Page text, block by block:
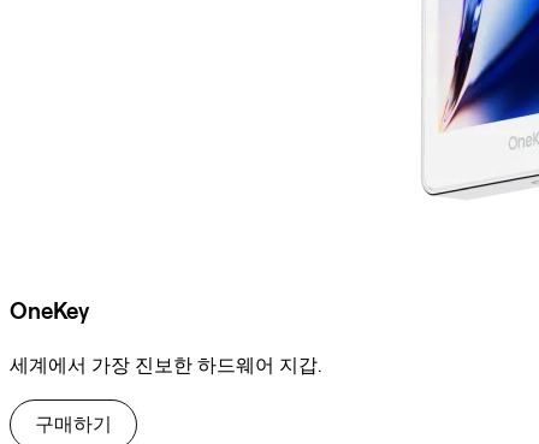
OneKey
세계에서 가장 진보한 하드웨어 지갑.
구매하기